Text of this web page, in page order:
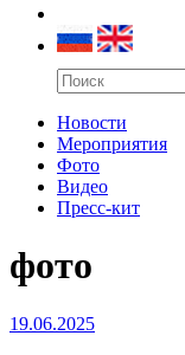
Новости
Мероприятия
Фото
Видео
Пресс-кит
фото
19.06.2025